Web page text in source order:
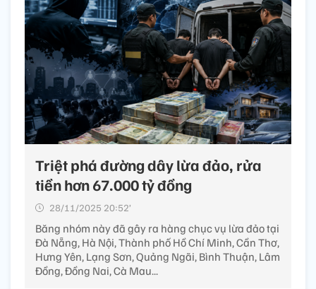
Triệt phá đường dây lừa đảo, rửa
tiền hơn 67.000 tỷ đồng
28/11/2025 20:52’
Băng nhóm này đã gây ra hàng chục vụ lừa đảo tại
Đà Nẵng, Hà Nội, Thành phố Hồ Chí Minh, Cần Thơ,
Hưng Yên, Lạng Sơn, Quảng Ngãi, Bình Thuận, Lâm
Đồng, Đồng Nai, Cà Mau...